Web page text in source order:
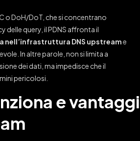
o DoH/DoT, che si concentrano
delle query, il PDNS affronta il
nell’infrastruttura DNS upstreame
In altre parole, non si limita a
dei dati, ma impedisce che il
pericolosi.
e